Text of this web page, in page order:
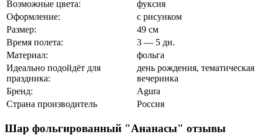
Возможные цвета:
фуксия
Оформление:
с рисунком
Размер:
49 см
Время полета:
3 — 5 дн.
Материал:
фольга
Идеально подойдёт для
праздника:
день рождения, тематическая
вечеринка
Бренд:
Agura
Страна производитель
Россия
Шар фольгированный "Ананасы" отзывы